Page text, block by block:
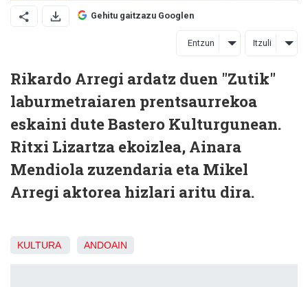
Gehitu gaitzazu Googlen
Entzun Itzuli
Rikardo Arregi ardatz duen "Zutik"
laburmetraiaren prentsaurrekoa
eskaini dute Bastero Kulturgunean.
Ritxi Lizartza ekoizlea, Ainara
Mendiola zuzendaria eta Mikel
Arregi aktorea hizlari aritu dira.
KULTURA ANDOAIN